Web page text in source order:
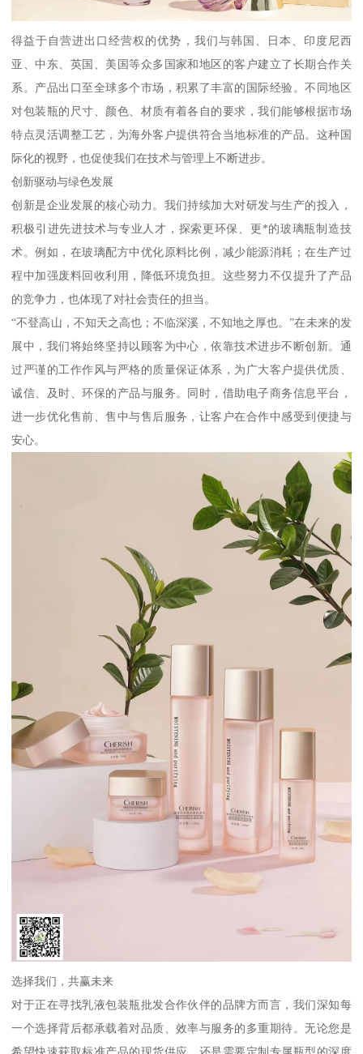
得益于自营进出口经营权的优势，我们与韩国、日本、印度尼西
亚、中东、英国、美国等众多国家和地区的客户建立了长期合作关
系。产品出口至全球多个市场，积累了丰富的国际经验。不同地区
对包装瓶的尺寸、颜色、材质有着各自的要求，我们能够根据市场
特点灵活调整工艺，为海外客户提供符合当地标准的产品。这种国
际化的视野，也促使我们在技术与管理上不断进步。
创新驱动与绿色发展
创新是企业发展的核心动力。我们持续加大对研发与生产的投入，
积极引进先进技术与专业人才，探索更环保、更*的玻璃瓶制造技
术。例如，在玻璃配方中优化原料比例，减少能源消耗；在生产过
程中加强废料回收利用，降低环境负担。这些努力不仅提升了产品
的竞争力，也体现了对社会责任的担当。
“不登高山，不知天之高也；不临深溪，不知地之厚也。”在未来的发
展中，我们将始终坚持以顾客为中心，依靠技术进步不断创新。通
过严谨的工作作风与严格的质量保证体系，为广大客户提供优质、
诚信、及时、环保的产品与服务。同时，借助电子商务信息平台，
进一步优化售前、售中与售后服务，让客户在合作中感受到便捷与
安心。
选择我们，共赢未来
对于正在寻找乳液包装瓶批发合作伙伴的品牌方而言，我们深知每
一个选择背后都承载着对品质、效率与服务的多重期待。无论您是
希望快速获取标准产品的现货供应，还是需要定制专属瓶型的深度